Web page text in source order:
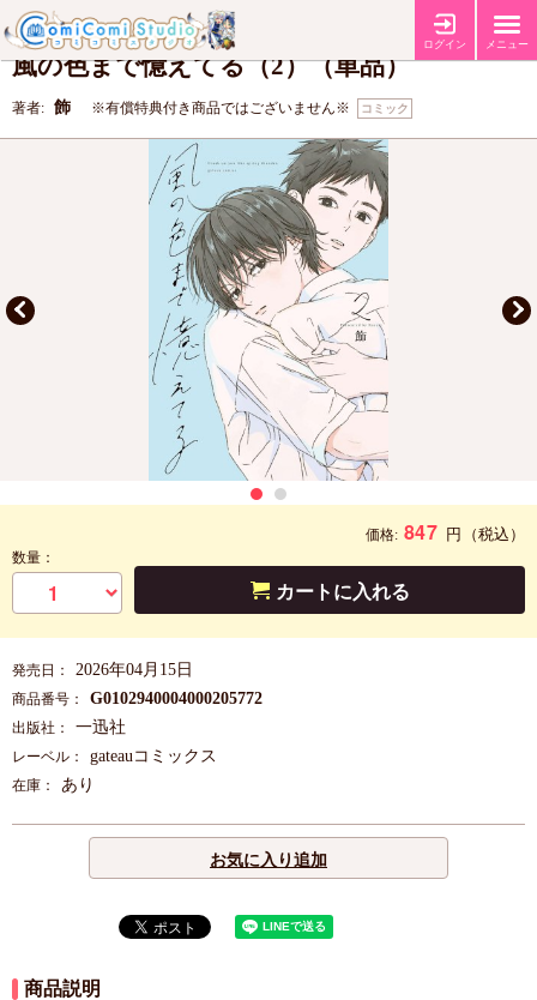
ログイン メニュー
特典 【コミコミ特典4Pリーフレット】
風の色まで憶えてる（2）（単品）
著者: 飾 ※有償特典付き商品ではございません※ コミック
価格: 847 円 （税込）
数量：
カートに入れる
発売日： 2026年04月15日
商品番号： G0102940004000205772
出版社： 一迅社
レーベル： gateauコミックス
在庫： あり
お気に入り追加
商品説明